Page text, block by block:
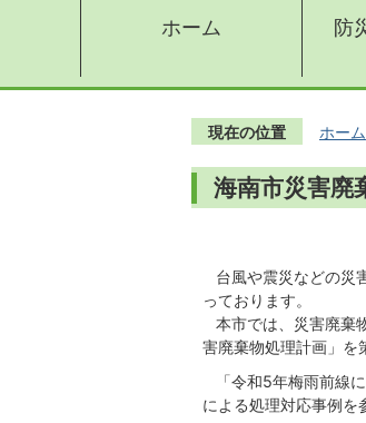
ホーム 防
現在の位置 ホーム
海南市災害廃
台風や震災などの災
っております。
本市では、災害廃棄
害廃棄物処理計画」を
「令和5年梅雨前線
による処理対応事例を